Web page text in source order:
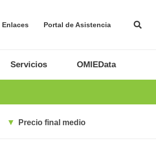
Enlaces Portal de Asistencia
Servicios OMIEData
Precio final medio